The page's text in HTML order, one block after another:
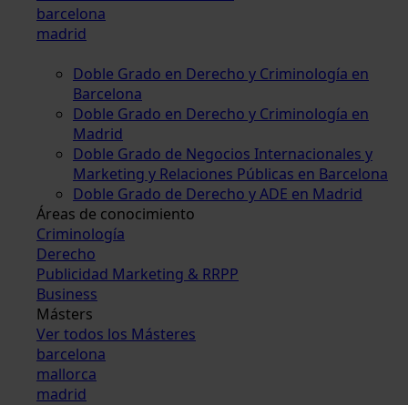
barcelona
madrid
Doble Grado en Derecho y Criminología en
Barcelona
Doble Grado en Derecho y Criminología en
Madrid
Doble Grado de Negocios Internacionales y
Marketing y Relaciones Públicas en Barcelona
Doble Grado de Derecho y ADE en Madrid
Áreas de conocimiento
Criminología
Derecho
Publicidad Marketing & RRPP
Business
Másters
Ver todos los Másteres
barcelona
mallorca
madrid